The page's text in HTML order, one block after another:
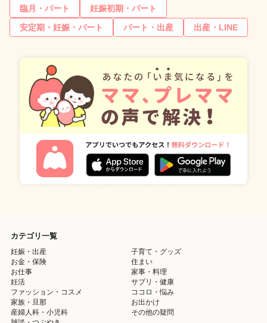
臨月・パート
妊娠初期・パート
安定期・妊娠・パート
パート・出産 出産・LINE
カテゴリ一覧
妊娠・出産
子育て・グッズ
お金・保険
住まい
お仕事
家事・料理
妊活
サプリ・健康
ファッション・コスメ
ココロ・悩み
家族・旦那
お出かけ
産婦人科・小児科
その他の疑問